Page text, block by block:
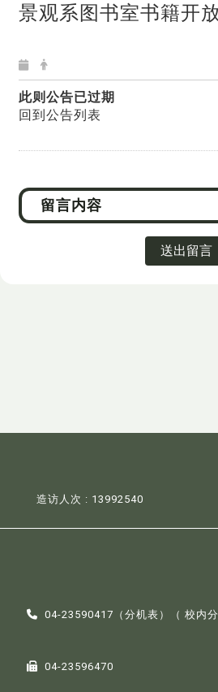
景观系图书室书籍开
此则公告已过期
回到公告列表
送出留言
造访人次 : 13992540
04-23590417（分机表 ）（ 校内
04-23596470